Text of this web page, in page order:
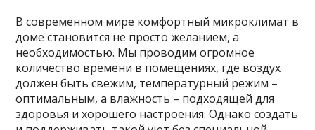
В современном мире комфортный микроклимат в
доме становится не просто желанием, а
необходимостью. Мы проводим огромное
количество времени в помещениях, где воздух
должен быть свежим, температурный режим –
оптимальным, а влажность – подходящей для
здоровья и хорошего настроения. Однако создать